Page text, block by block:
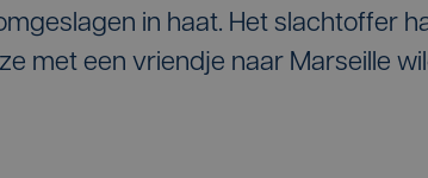
in haat. Het slachtoffer
met een vriendje naar Marseille